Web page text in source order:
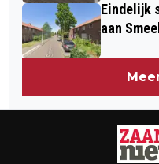
Eindelijk
aan